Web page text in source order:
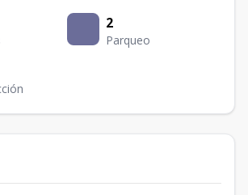
2
Parqueo